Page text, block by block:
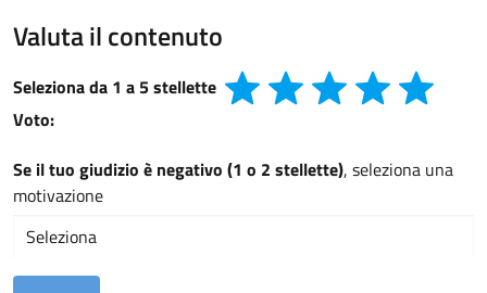
Valuta il contenuto
Seleziona da 1 a 5 stellette
Voto:
Se il tuo giudizio è negativo (1 o 2 stellette), seleziona una
motivazione